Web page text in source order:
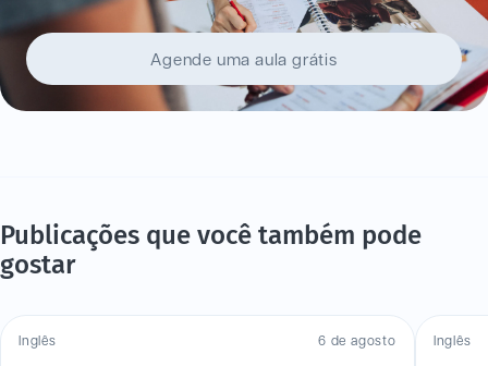
Agende uma aula grátis
Publicações que você também pode
gostar
Inglês 6 de agosto Inglês